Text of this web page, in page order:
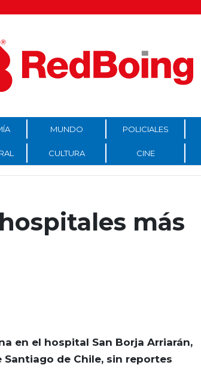
MUNDO POLICIALES
CULTURA CINE
más
en el hospital San Borja Arriarán,
de Chile, sin reportes